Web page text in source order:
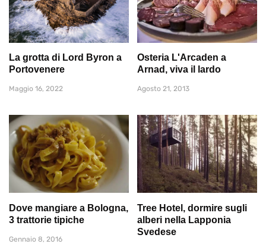
La grotta di Lord Byron a
Portovenere
Maggio 16, 2022
Osteria L'Arcaden a
Arnad, viva il lardo
Agosto 21, 2013
Dove mangiare a Bologna,
3 trattorie tipiche
Gennaio 8, 2016
Tree Hotel, dormire sugli
alberi nella Lapponia
Svedese